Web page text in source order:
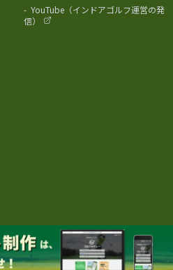
- YouTube（インドアゴルフ運営の発
信）